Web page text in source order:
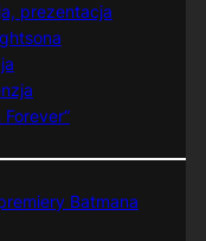
prezentacja
Batmana